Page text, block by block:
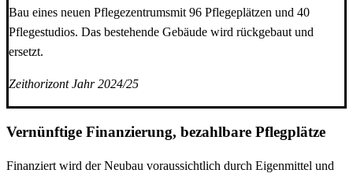
Bau eines neuen Pflegezentrumsmit 96 Pflegeplätzen und 40
Pflegestudios. Das bestehende Gebäude wird rückgebaut und
ersetzt.
Zeithorizont Jahr 2024/25
Vernünftige Finanzierung, bezahlbare Pflegplätze
Finanziert wird der Neubau voraussichtlich durch Eigenmittel und